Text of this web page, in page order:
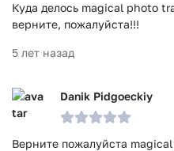
Куда делось magical photo
верните, пожалуйста!!!
5 лет назад
Danik Pidgoeckiy
Верните пожалуйста